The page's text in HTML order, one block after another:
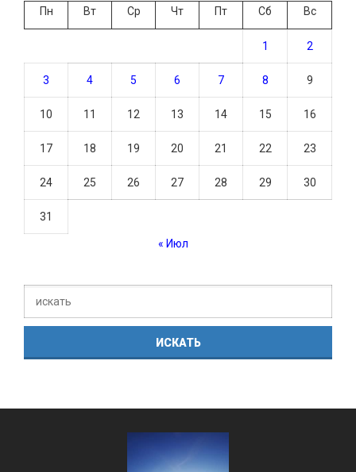
Пн
Вт Ср Чт Пт Сб Вс
1 2
3 4 5 6 7 8 9
10 11 12 13 14 15 16
17 18 19 20 21 22 23
24 25 26 27 28 29 30
31
« Июл